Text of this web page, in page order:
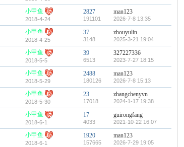
小甲鱼
2018-4-24
2827
191101
man123
2026-7-8 13:35
小甲鱼
2018-4-25
37
3148
zhouyulin
2025-3-21 19:04
小甲鱼
2018-5-5
39
6513
327227336
2023-7-27 18:15
小甲鱼
2018-5-29
2488
180126
man123
2026-7-8 15:13
小甲鱼
2018-5-30
23
17018
zhangchenyvn
2024-1-17 19:38
小甲鱼
2018-6-1
17
4033
guirongfang
2021-10-22 16:07
小甲鱼
2018-6-1
1920
157665
man123
2026-7-29 19:05